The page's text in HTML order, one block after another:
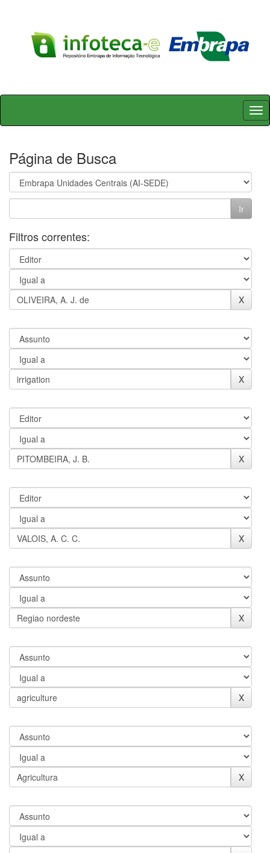
Skip
Página de Busca
Filtros correntes: